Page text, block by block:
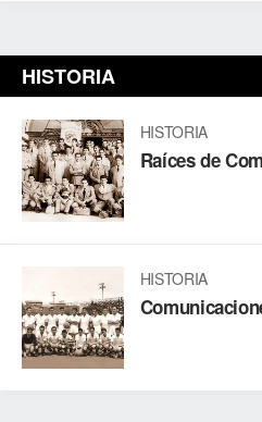
HISTORIA
HISTORIA
Raíces de
HISTORIA